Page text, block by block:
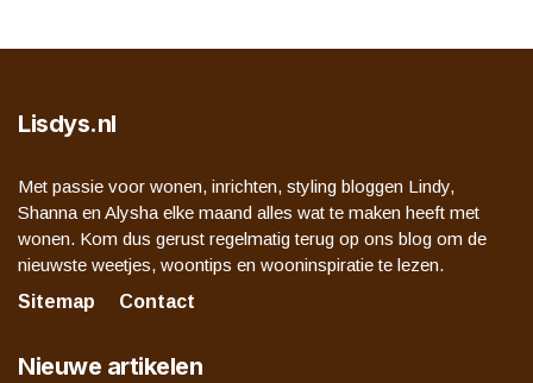
Lisdys.nl
Met passie voor wonen, inrichten, styling bloggen Lindy,
Shanna en Alysha elke maand alles wat te maken heeft met
wonen. Kom dus gerust regelmatig terug op ons blog om de
nieuwste weetjes, woontips en wooninspiratie te lezen.
Sitemap
Contact
Nieuwe artikelen